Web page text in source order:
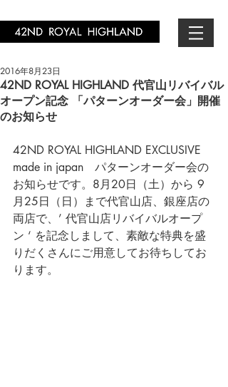
42ND ROYAL HIGHLAND 代官山リバイバル
オープン記念 「パターンオーダー会」開催
のお知らせ
2016年8月23日
42ND ROYAL HIGHLAND EXCLUSIVE
made in japan　パターンオーダー会の
お知らせです。8月20日（土）から 9
月25日（日）まで代官山店、銀座店の
両店で、’ 代官山店リバイバルオープ
ン ‘ を記念しまして、素敵な特典を盛
りだくさんにご用意してお待ちしてお
ります。